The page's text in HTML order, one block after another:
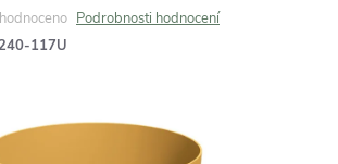
Podrobnosti hodnocení
117U